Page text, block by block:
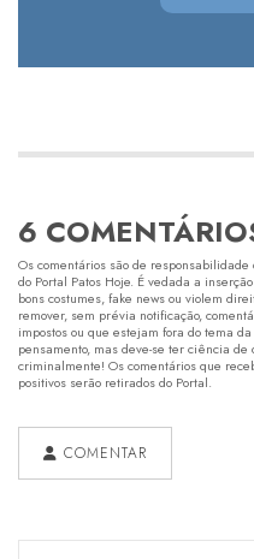
6
Os comentários são de
do Portal Patos Hoje. É vedada a
bons costumes, fake news ou violem
remover, sem prévia notificação,
impostos ou que estejam fora do tema
pensamento, mas deve-se ter ciência
criminalmente! Os comentários que
positivos serão retirados do Portal.
COMENTAR